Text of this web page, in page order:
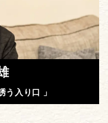
う入り口 」